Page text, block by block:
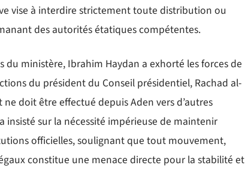
vise à interdire strictement toute distribution ou
des autorités étatiques compétentes.
ministère, Ibrahim Haydan a exhorté les forces de
du président du Conseil présidentiel, Rachad al-
doit être effectué depuis Aden vers d’autres
insisté sur la nécessité impérieuse de maintenir
officielles, soulignant que tout mouvement,
constitue une menace directe pour la stabilité et